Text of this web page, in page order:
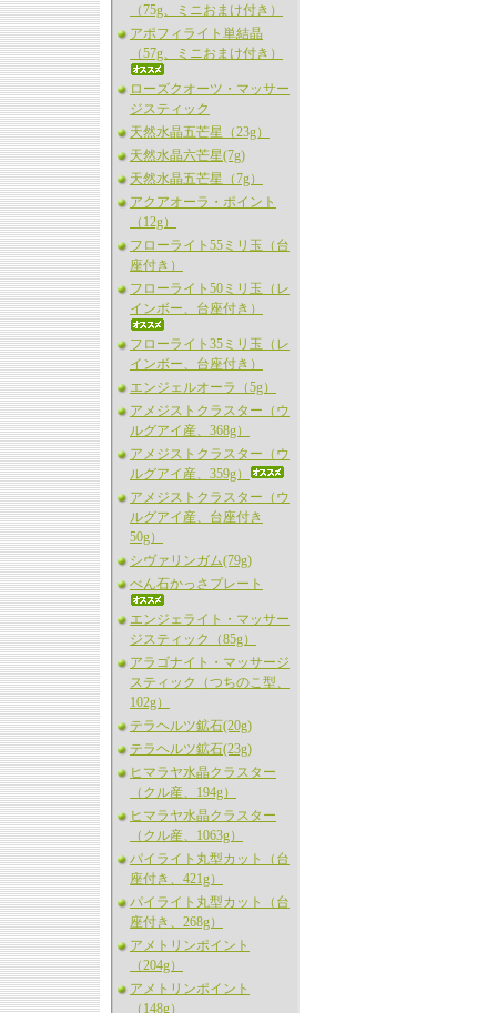
（75g、ミニおまけ付き）
アポフィライト単結晶
（57g、ミニおまけ付き）
ローズクオーツ・マッサー
ジスティック
天然水晶五芒星（23g）
天然水晶六芒星(7g)
天然水晶五芒星（7g）
アクアオーラ・ポイント
（12g）
フローライト55ミリ玉（台
座付き）
フローライト50ミリ玉（レ
インボー、台座付き）
フローライト35ミリ玉（レ
インボー、台座付き）
エンジェルオーラ（5g）
アメジストクラスター（ウ
ルグアイ産、368g）
アメジストクラスター（ウ
ルグアイ産、359g）
アメジストクラスター（ウ
ルグアイ産、台座付き
50g）
シヴァリンガム(79g)
べん石かっさプレート
エンジェライト・マッサー
ジスティック（85g）
アラゴナイト・マッサージ
スティック（つちのこ型、
102g）
テラヘルツ鉱石(20g)
テラヘルツ鉱石(23g)
ヒマラヤ水晶クラスター
（クル産、194g）
ヒマラヤ水晶クラスター
（クル産、1063g）
パイライト丸型カット（台
座付き、421g）
パイライト丸型カット（台
座付き、268g）
アメトリンポイント
（204g）
アメトリンポイント
（148g）